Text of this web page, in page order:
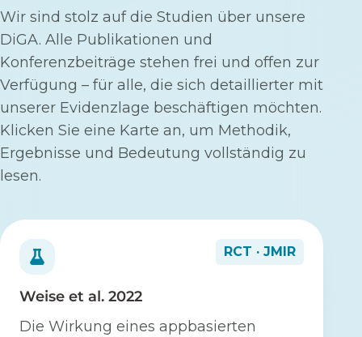
Wir sind stolz auf die Studien über unsere
DiGA. Alle Publikationen und
Konferenzbeiträge stehen frei und offen zur
Verfügung – für alle, die sich detaillierter mit
unserer Evidenzlage beschäftigen möchten.
Klicken Sie eine Karte an, um Methodik,
Ergebnisse und Bedeutung vollständig zu
lesen.
RCT · JMIR
Weise et al. 2022
Die Wirkung eines appbasierten